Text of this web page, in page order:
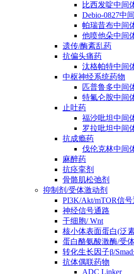
比西发啶中间
Debio-0827中
帕瑞昔布中间
他喷他朵中间
遗传/酶紊乱药
抗偏头痛药
汰格帕特中间
中枢神经系统药物
匹普鲁多中间
特氟仑胺中间
止吐药
福沙吡坦中间
罗拉吡坦中间
抗成瘾药
伐伦克林中间
麻醉药
抗痉挛剂
骨骼肌松弛剂
抑制剂/受体激动剂
PI3K/Akt/mTOR信号
神经信号通路
干细胞/ Wnt
核小体表面蛋白(泛
蛋白酪氨酸激酶/受
转化生长因子β/
抗体偶联药物
ADC Linker